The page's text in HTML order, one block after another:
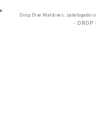
Drop Dive Maldives , catalogado
- DROP